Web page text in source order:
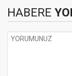
HABERE